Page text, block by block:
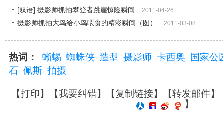
[双语] 摄影师抓拍攀登者跳崖惊险瞬间
2011-04-26
摄影师抓拍大鸟给小鸟喂食的精彩瞬间（图） 2011-03-08
热词： 蜥蜴 蜘蛛侠 造型 摄影师 卡西奥
国家公
石 佩斯 拍摄
【打印】【我要纠错】【复制链接】【转发邮件】
】